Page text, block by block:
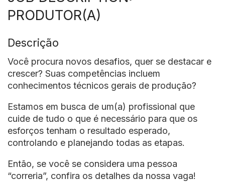
PRODUTOR(A)
Descrição
Você procura novos desafios, quer se destacar e
crescer? Suas competências incluem
conhecimentos técnicos gerais de produção?
Estamos em busca de um(a) profissional que
cuide de tudo o que é necessário para que os
esforços tenham o resultado esperado,
controlando e planejando todas as etapas.
Então, se você se considera uma pessoa
“correria”, confira os detalhes da nossa vaga!